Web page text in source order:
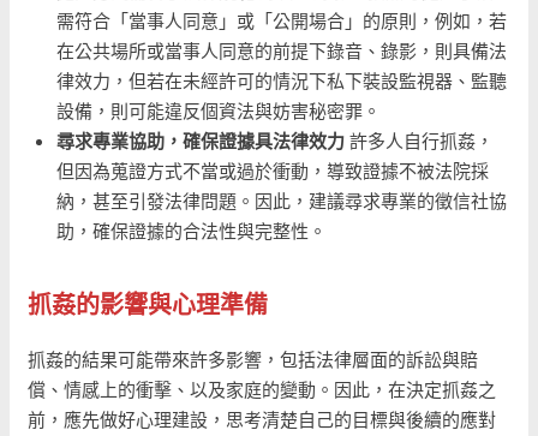
需符合「當事人同意」或「公開場合」的原則，例如，若
在公共場所或當事人同意的前提下錄音、錄影，則具備法
律效力，但若在未經許可的情況下私下裝設監視器、監聽
設備，則可能違反個資法與妨害秘密罪。
尋求專業協助，確保證據具法律效力 許多人自行抓姦，
但因為蒐證方式不當或過於衝動，導致證據不被法院採
納，甚至引發法律問題。因此，建議尋求專業的徵信社協
助，確保證據的合法性與完整性。
抓姦的影響與心理準備
抓姦的結果可能帶來許多影響，包括法律層面的訴訟與賠
償、情感上的衝擊、以及家庭的變動。因此，在決定抓姦之
前，應先做好心理建設，思考清楚自己的目標與後續的應對